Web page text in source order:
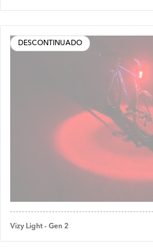
DESCONTINUADO
Vizy Light - Gen 2